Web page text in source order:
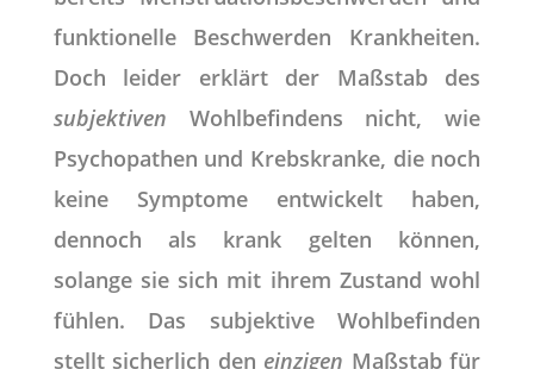
funktionelle Beschwerden Krankheiten.
Doch leider erklärt der Maßstab des
subjektiven Wohlbefindens nicht, wie
Psychopathen und Krebskranke, die noch
keine Symptome entwickelt haben,
dennoch als krank gelten können,
solange sie sich mit ihrem Zustand wohl
fühlen. Das subjektive Wohlbefinden
stellt sicherlich den einzigen Maßstab für